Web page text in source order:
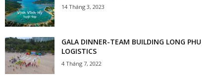
14 Tháng 3, 2023
GALA DINNER-TEAM BUILDING LONG PHU
LOGISTICS
4 Tháng 7, 2022